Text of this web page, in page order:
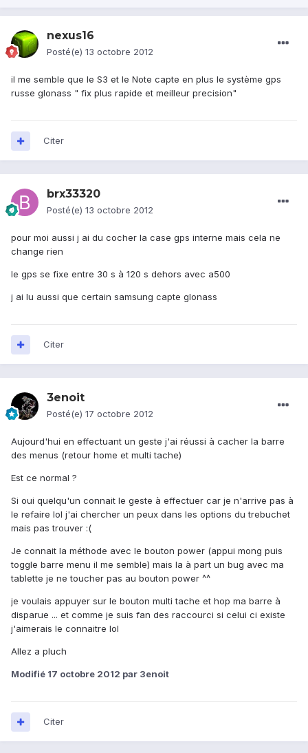
nexus16
Posté(e) 13 octobre 2012
il me semble que le S3 et le Note capte en plus le système gps
russe glonass " fix plus rapide et meilleur precision"
Citer
brx33320
Posté(e) 13 octobre 2012
pour moi aussi j ai du cocher la case gps interne mais cela ne
change rien
le gps se fixe entre 30 s à 120 s dehors avec a500
j ai lu aussi que certain samsung capte glonass
Citer
3enoit
Posté(e) 17 octobre 2012
Aujourd'hui en effectuant un geste j'ai réussi à cacher la barre
des menus (retour home et multi tache)
Est ce normal ?
Si oui quelqu'un connait le geste à effectuer car je n'arrive pas à
le refaire lol j'ai chercher un peux dans les options du trebuchet
mais pas trouver :(
Je connait la méthode avec le bouton power (appui mong puis
toggle barre menu il me semble) mais la à part un bug avec ma
tablette je ne toucher pas au bouton power ^^
je voulais appuyer sur le bouton multi tache et hop ma barre à
disparue ... et comme je suis fan des raccourci si celui ci existe
j'aimerais le connaitre lol
Allez a pluch
Modifié 17 octobre 2012 par 3enoit
Citer